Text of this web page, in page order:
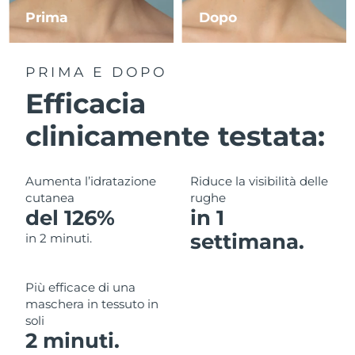
Prima Dopo
PRIMA E DOPO
Efficacia
clinicamente testata:
Aumenta l’idratazione
cutanea
del 126%
in 2 minuti.
Riduce la visibilità delle
rughe
in 1
settimana.
Più efficace di una
maschera in tessuto in
soli
2 minuti.
RAS di Macao Consegna stimata
Malaysia
Malta
Messico Consegna stimata8/11/26
Monaco Consegna stimata8/8/26
Paesi Bassi Consegna stimata
Norvegia
Oman